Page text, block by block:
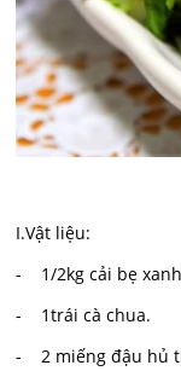
I.Vật liệu:
- 1/2kg cải bẹ
- 1trái cà chua.
- 2 miếng đậu hủ